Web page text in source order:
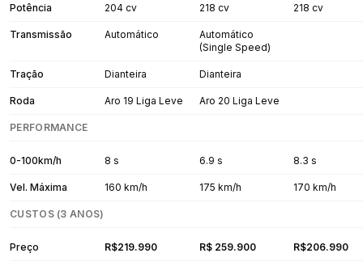
Potência 204 cv 218 cv 218 cv
Transmissão Automático
Automático
(Single Speed)
Tração Dianteira Dianteira
Roda Aro 19 Liga Leve Aro 20 Liga Leve
PERFORMANCE
0-100km/h 8 s 6.9 s 8.3 s
Vel. Máxima 160 km/h 175 km/h 170 km/h
CUSTOS (3 ANOS)
Preço R$219.990 R$ 259.900 R$206.990